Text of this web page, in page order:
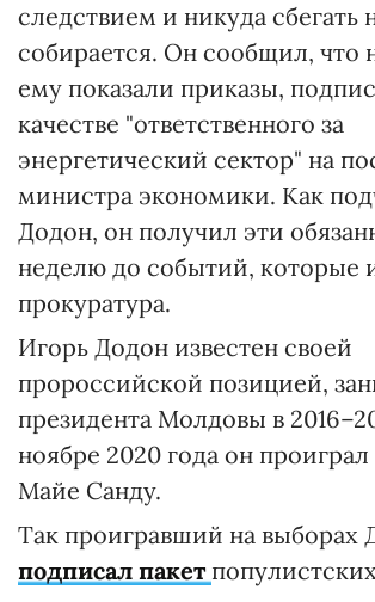
следствием и никуда сбегать
собирается. Он сообщил, что
ему показали приказы,
качестве "ответственного за
энергетический сектор" на
министра экономики. Как
Додон, он получил эти
неделю до событий, которые
прокуратура.
Игорь Додон известен своей
пророссийской позицией,
президента Молдовы в
ноябре 2020 года он
Майе Санду.
RELATED VIDEO
Так проигравший на выборах